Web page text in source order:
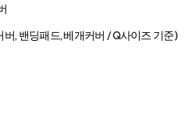
, 밴딩패드, 베개커버 / Q사이즈 기준)